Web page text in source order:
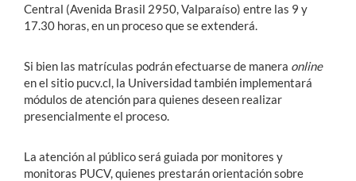
Central (Avenida Brasil 2950, Valparaíso) entre las 9 y
17.30 horas, en un proceso que se extenderá.
Si bien las matrículas podrán efectuarse de manera online
en el sitio pucv.cl, la Universidad también implementará
módulos de atención para quienes deseen realizar
presencialmente el proceso.
La atención al público será guiada por monitores y
monitoras PUCV, quienes prestarán orientación sobre